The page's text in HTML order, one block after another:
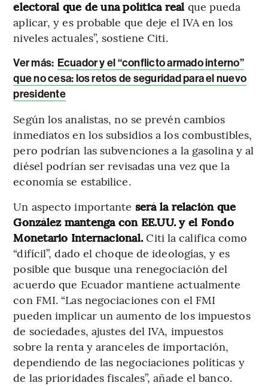
electoral que de una política realque pueda
aplicar, y es probable que deje el IVA en los
niveles actuales”, sostiene Citi.
Ver más: Ecuador y el “conflicto armado interno”
que no cesa: los retos de seguridad para el nuevo
presidente
Según los analistas, no se prevén cambios
inmediatos en los subsidios a los combustibles,
pero podrían las subvenciones a la gasolina y al
diésel podrían ser revisadas una vez que la
economía se estabilice.
Un aspecto importante será la relación que
González mantenga con EE.UU. y el Fondo
Monetario Internacional.Citi la califica como
“difícil”, dado el choque de ideologías, y es
posible que busque una renegociación del
acuerdo que Ecuador mantiene actualmente
con FMI. “Las negociaciones con el FMI
pueden implicar un aumento de los impuestos
de sociedades, ajustes del IVA, impuestos
sobre la renta y aranceles de importación,
dependiendo de las negociaciones políticas y
de las prioridades fiscales”, añade el banco.